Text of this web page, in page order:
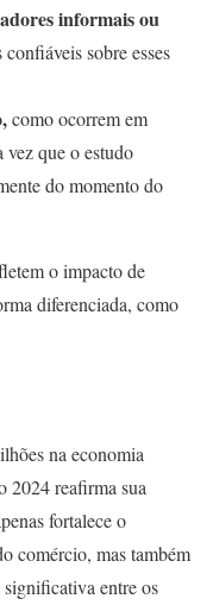
informais ou
​​sobre esses
como ocorrem em
vez que o estudo
do momento do
o impacto de
diferenciada, como
na economia
2024 reafirma sua
fortalece o
comércio, mas também
entre os